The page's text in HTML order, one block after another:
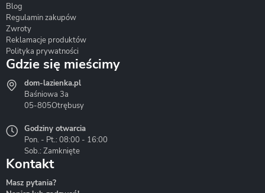
Hydrostop
Liveno
Blog
Regulamin zakupów
Zwroty
Reklamacje produktów
Polityka prywatności
Gdzie się mieścimy
dom-lazienka.pl
Baśniowa 3a
05-805Otrębusy
Godziny otwarcia
Pon. - Pt.: 08:00 - 16:00
Sob.: Zamknięte
Kontakt
Masz pytania?